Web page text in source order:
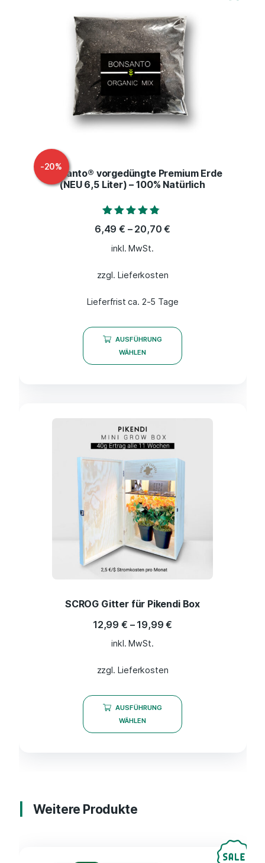
-20%
Bonsanto® vorgedüngte Premium Erde
(NEU 6,5 Liter) – 100% Natürlich
Bewertet mit
4.58
von 5
6,49€ – 20,70€
inkl. MwSt.
zzgl. Lieferkosten
Lieferfrist ca. 2-5 Tage
AUSFÜHRUNG
WÄHLEN
SCROG Gitter für Pikendi Box
12,99 € – 19,99€
inkl. MwSt.
zzgl. Lieferkosten
AUSFÜHRUNG
WÄHLEN
Weitere Produkte